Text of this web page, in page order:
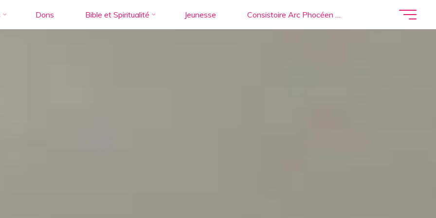
Dons Bible et Spiritualité Jeunesse Consistoire Arc Phocéen …